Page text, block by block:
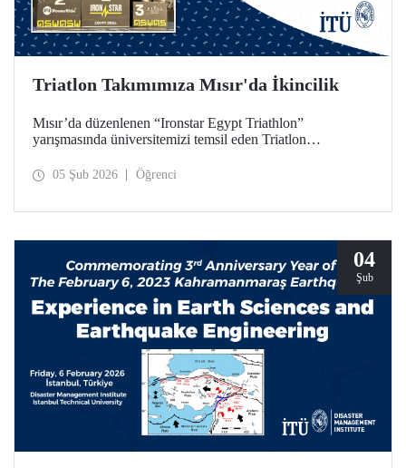
Triatlon Takımımıza Mısır'da İkincilik
Mısır’da düzenlenen “Ironstar Egypt Triathlon”
yarışmasında üniversitemizi temsil eden Triatlon
de erkeklerde ikincilik elde etti.
05 Şub 2026 Öğrenci
04
Şub